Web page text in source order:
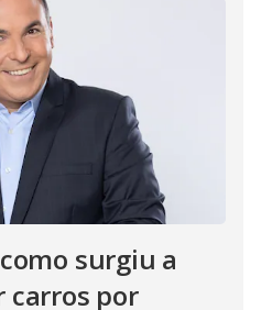
surgiu a
carros por